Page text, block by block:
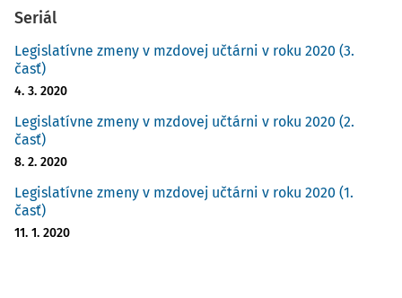
Seriál
Legislatívne zmeny v mzdovej učtárni v roku 2020 (3.
časť)
4. 3. 2020
Legislatívne zmeny v mzdovej učtárni v roku 2020 (2.
časť)
8. 2. 2020
Legislatívne zmeny v mzdovej učtárni v roku 2020 (1.
časť)
11. 1. 2020